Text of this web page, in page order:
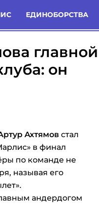
ЕДИНОБОРСТВА
главной
он
Ахтямов стал
в финал
по команде не
называя его
андердогом